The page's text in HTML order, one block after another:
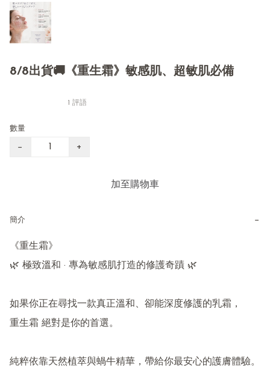
8/8出貨🚚《重生霜》敏感肌、超敏肌必備
1 評語
數量
− +
加至購物車
簡介 −
《重生霜》
🌿 極致溫和 · 專為敏感肌打造的修護奇蹟 🌿
如果你正在尋找一款真正溫和、卻能深度修護的乳霜，
重生霜 絕對是你的首選。
純粹依靠天然植萃與蝸牛精華，帶給你最安心的護膚體驗。